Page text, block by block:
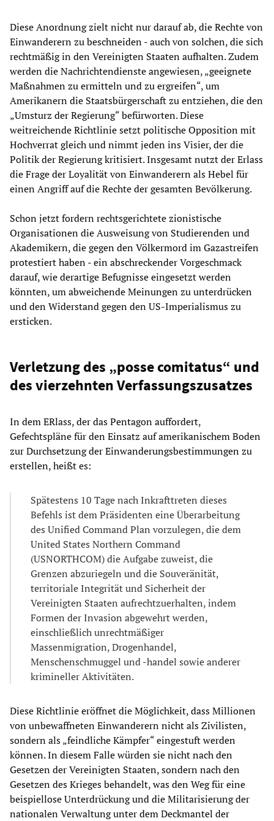
Diese Anordnung zielt nicht nur darauf ab, die Rechte von
Einwanderern zu beschneiden - auch von solchen, die sich
rechtmäßig in den Vereinigten Staaten aufhalten. Zudem
werden die Nachrichtendienste angewiesen, „geeignete
Maßnahmen zu ermitteln und zu ergreifen“, um
Amerikanern die Staatsbürgerschaft zu entziehen, die den
„Umsturz der Regierung“ befürworten. Diese
weitreichende Richtlinie setzt politische Opposition mit
Hochverrat gleich und nimmt jeden ins Visier, der die
Politik der Regierung kritisiert. Insgesamt nutzt der Erlass
die Frage der Loyalität von Einwanderern als Hebel für
einen Angriff auf die Rechte der gesamten Bevölkerung.
Schon jetzt fordern rechtsgerichtete zionistische
Organisationen die Ausweisung von Studierenden und
Akademikern, die gegen den Völkermord im Gazastreifen
protestiert haben - ein abschreckender Vorgeschmack
darauf, wie derartige Befugnisse eingesetzt werden
könnten, um abweichende Meinungen zu unterdrücken
und den Widerstand gegen den US-Imperialismus zu
ersticken.
Verletzung des „posse comitatus“ und
des vierzehnten Verfassungszusatzes
In dem ERlass, der das Pentagon auffordert,
Gefechtspläne für den Einsatz auf amerikanischem Boden
zur Durchsetzung der Einwanderungsbestimmungen zu
erstellen, heißt es:
Spätestens 10 Tage nach Inkrafttreten dieses
Befehls ist dem Präsidenten eine Überarbeitung
des Unified Command Plan vorzulegen, die dem
United States Northern Command
(USNORTHCOM) die Aufgabe zuweist, die
Grenzen abzuriegeln und die Souveränität,
territoriale Integrität und Sicherheit der
Vereinigten Staaten aufrechtzuerhalten, indem
Formen der Invasion abgewehrt werden,
einschließlich unrechtmäßiger
Massenmigration, Drogenhandel,
Menschenschmuggel und -handel sowie anderer
krimineller Aktivitäten.
Diese Richtlinie eröffnet die Möglichkeit, dass Millionen
von unbewaffneten Einwanderern nicht als Zivilisten,
sondern als „feindliche Kämpfer“ eingestuft werden
können. In diesem Falle würden sie nicht nach den
Gesetzen der Vereinigten Staaten, sondern nach den
Gesetzen des Krieges behandelt, was den Weg für eine
beispiellose Unterdrückung und die Militarisierung der
nationalen Verwaltung unter dem Deckmantel der